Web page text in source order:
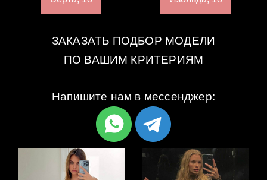
ЗАКАЗАТЬ ПОДБОР МОДЕЛИ
ПО ВАШИМ КРИТЕРИЯМ
Напишите нам в мессенджер: